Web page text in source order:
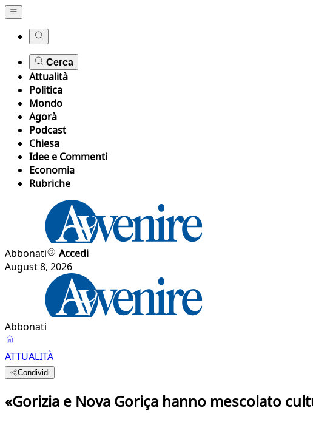
Cerca
Attualità
Politica
Mondo
Agorà
Podcast
Chiesa
Idee e Commenti
Economia
Rubriche
Abbonati
Accedi
August 8, 2026
Abbonati
ATTUALITÀ
Condividi
«Gorizia e Nova Goriça hanno mescolato